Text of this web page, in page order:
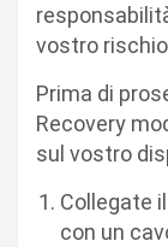
vostro
Prima di
Recovery
sul vostro
Collegate
con un